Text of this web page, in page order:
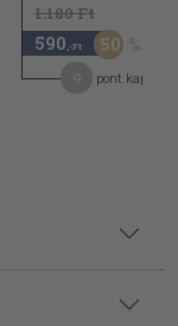
1.180 Ft
590 ,-Ft 50
pont kapható